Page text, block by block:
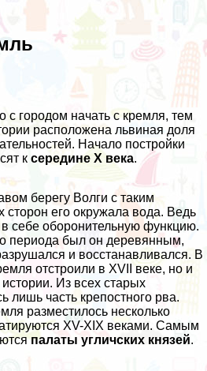
с городом начать с кремля, тем
расположена львиная доля
Начало постройки
к середине X века.
берегу Волги с таким
сторон его окружала вода. Ведь
себе оборонительную функцию.
периода был он деревянным,
и восстанавливался. В
отстроили в XVII веке, но и
Из всех старых
лишь часть крепостного рва.
разместилось несколько
XV-XIX веками. Самым
палаты угличских князей.